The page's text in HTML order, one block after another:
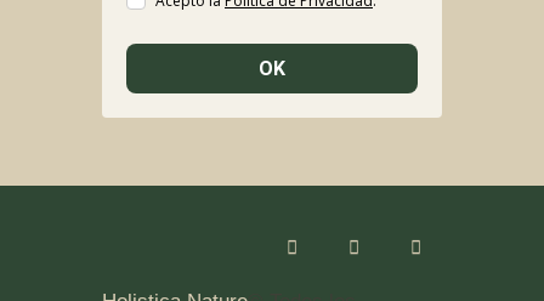
OK